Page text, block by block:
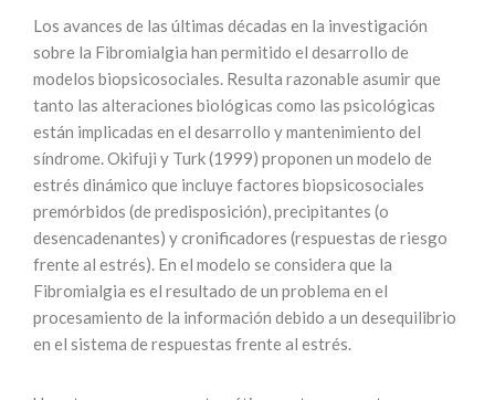
Los avances de las últimas décadas en la investigación
sobre la Fibromialgia han permitido el desarrollo de
modelos biopsicosociales. Resulta razonable asumir que
tanto las alteraciones biológicas como las psicológicas
están implicadas en el desarrollo y mantenimiento del
síndrome. Okifuji y Turk (1999) proponen un modelo de
estrés dinámico que incluye factores biopsicosociales
premórbidos (de predisposición), precipitantes (o
desencadenantes) y cronificadores (respuestas de riesgo
frente al estrés). En el modelo se considera que la
Fibromialgia es el resultado de un problema en el
procesamiento de la información debido a un desequilibrio
en el sistema de respuestas frente al estrés.